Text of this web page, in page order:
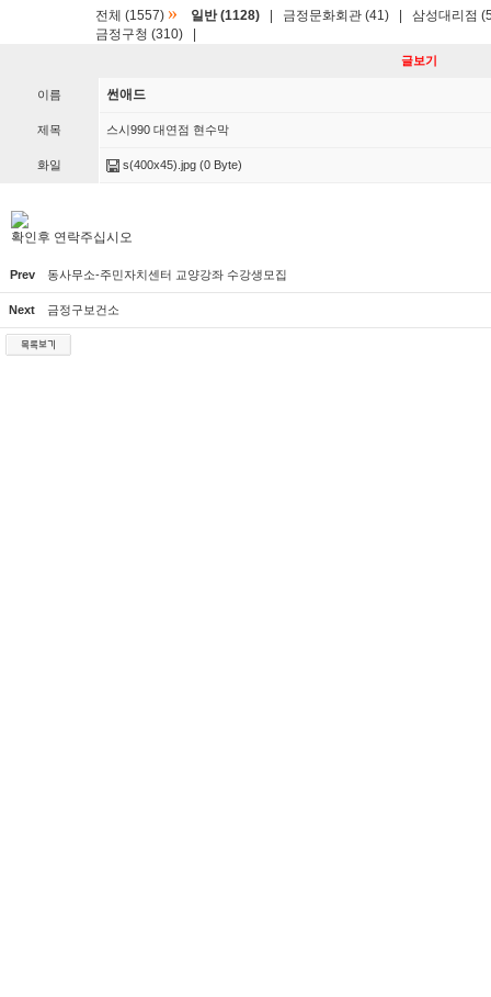
전체 (1557) » 일반 (1128) 금정문화회관 (41)
삼성대리점
금정구청 (310)
글보기
이름 썬애드
제목 스시990 대연점 현수막
화일 s(400x45).jpg (0 Byte)
확인후 연락주십시오
Prev 동사무소-주민자치센터 교양강좌 수강생모집
Next 금정구보건소